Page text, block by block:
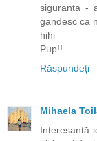
siguranta -
gandesc ca
hihi
Pup!!
Răspundeți
Mihaela
Interesantă